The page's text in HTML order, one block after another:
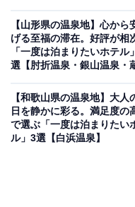
照葉スパリゾート（画像：「
「照葉スパリゾート」
する九州最大級の温浴
としたスパでは、美肌
濃度炭酸泉や「陶器風
楽しめます。どこか神
【山形県の温泉地】心から
げる至福の滞在。好評が相
「一度は泊まりたいホテル
選【肘折温泉・銀山温泉・
【和歌山県の温泉地】大人
日を静かに彩る。満足度の
で選ぶ「一度は泊まりたい
ル」3選【白浜温泉】